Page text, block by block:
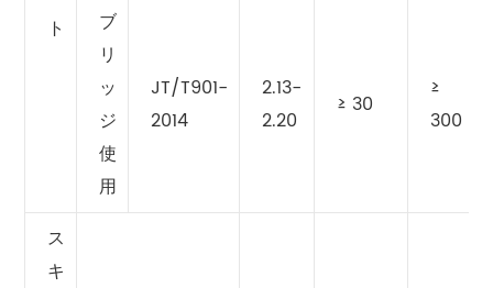
ト
ブ
リ
ッ
ジ
使
用
JT/T901-
2014
2.13-
2.20
≥ 30
≥
300
ス
キ